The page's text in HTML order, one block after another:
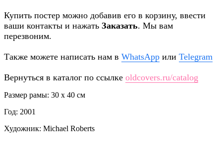
Купить постер можно добавив его в корзину, ввести
ваши контакты и нажать Заказать. Мы вам
перезвоним.
Также можете написать нам в WhatsApp или Telegram
Вернуться в каталог по ссылке oldcovers.ru/catalog
Размер рамы: 30 x 40 см
Год: 2001
Художник: Michael Roberts